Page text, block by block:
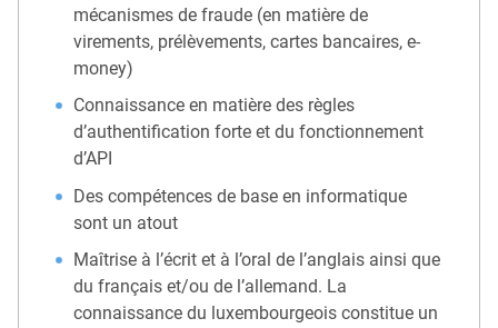
mécanismes de fraude (en matière de
virements, prélèvements, cartes bancaires, e-
money)
Connaissance en matière des règles
d’authentification forte et du fonctionnement
d’API
Des compétences de base en informatique
sont un atout
Maîtrise à l’écrit et à l’oral de l’anglais ainsi que
du français et/ou de l’allemand. La
connaissance du luxembourgeois constitue un